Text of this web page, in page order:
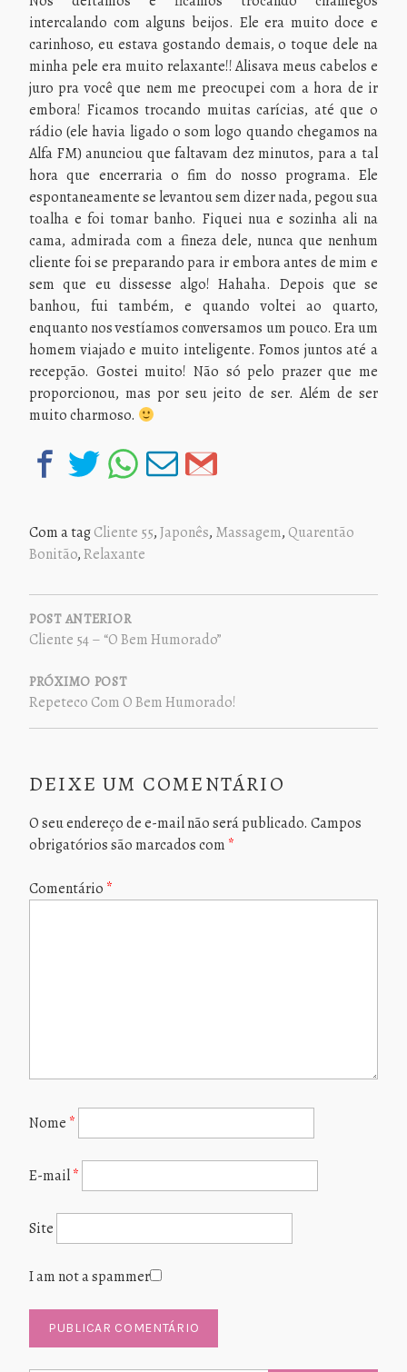
intercalando com alguns beijos. Ele era muito doce e
carinhoso, eu estava gostando demais, o toque dele na
minha pele era muito relaxante!! Alisava meus cabelos e
juro pra você que nem me preocupei com a hora de ir
embora! Ficamos trocando muitas carícias, até que o
rádio (ele havia ligado o som logo quando chegamos na
Alfa FM) anunciou que faltavam dez minutos, para a tal
hora que encerraria o fim do nosso programa. Ele
espontaneamente se levantou sem dizer nada, pegou sua
toalha e foi tomar banho. Fiquei nua e sozinha ali na
cama, admirada com a fineza dele, nunca que nenhum
cliente foi se preparando para ir embora antes de mim e
sem que eu dissesse algo! Hahaha. Depois que se
banhou, fui também, e quando voltei ao quarto,
enquanto nos vestíamos conversamos um pouco. Era um
homem viajado e muito inteligente. Fomos juntos até a
recepção. Gostei muito! Não só pelo prazer que me
proporcionou, mas por seu jeito de ser. Além de ser
muito charmoso.
Com a tagCliente 55,Japonês, Massagem, Quarentão
Bonitão,Relaxante
NAVEGAÇÃO
DE
POST
POST ANTERIOR
Cliente 54 – “O Bem Humorado”
PRÓXIMO POST
Repeteco Com O Bem Humorado!
DEIXE UM COMENTÁRIO
O seu endereço de e-mail não será publicado. Campos
obrigatórios são marcados com *
Comentário *
Nome *
E-mail*
Site
I am not a spammer